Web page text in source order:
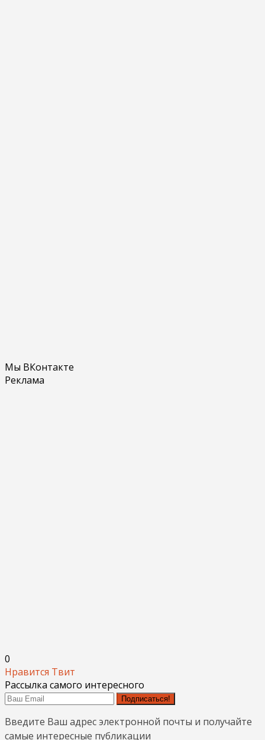
Мы ВКонтакте
Реклама
0
Нравится Твит
Рассылка самого интересного
Подписаться!
Введите Ваш адрес электронной почты и получайте
самые интересные публикации